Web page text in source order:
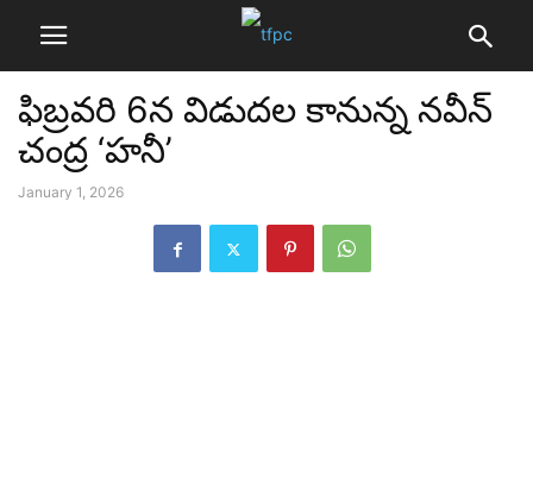
ఫిబ్రవరి 6న విడుదల కానున్న నవీన్
చంద్ర ‘హనీ’
January 1, 2026